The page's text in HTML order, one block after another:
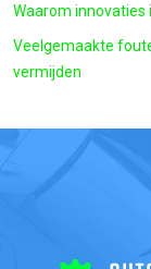
Waarom innovaties
Veelgemaakte
vermijden